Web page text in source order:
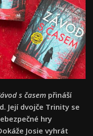
s časem přináší
Její dvojče Trinity se
hry
Josie vyhrát